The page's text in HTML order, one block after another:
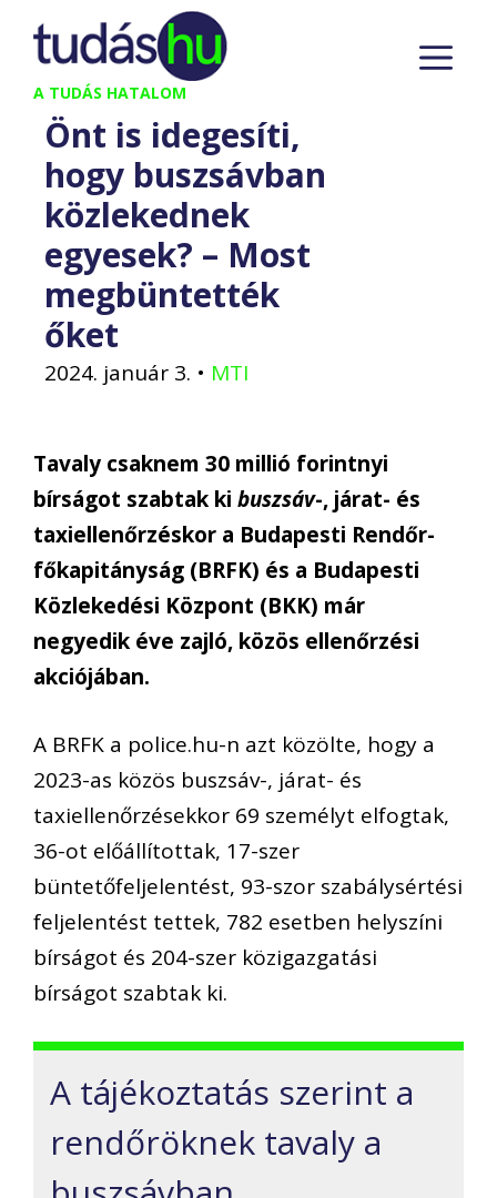
Kilépés
tartalomba
A TUDÁS HATALOM
Önt is idegesíti,
hogy buszsávban
közlekednek
egyesek? – Most
megbüntették
őket
2024. január 3. • MTI
Tavaly csaknem 30 millió forintnyi
bírságot szabtak ki buszsáv-, járat- és
taxiellenőrzéskor a Budapesti Rendőr-
főkapitányság (BRFK) és a Budapesti
Közlekedési Központ (BKK) már
negyedik éve zajló, közös ellenőrzési
akciójában.
A BRFK a police.hu-n azt közölte, hogy a
2023-as közös buszsáv-, járat- és
taxiellenőrzésekkor 69 személyt elfogtak,
36-ot előállítottak, 17-szer
büntetőfeljelentést, 93-szor szabálysértési
feljelentést tettek, 782 esetben helyszíni
bírságot és 204-szer közigazgatási
bírságot szabtak ki.
A tájékoztatás szerint a
rendőröknek tavaly a